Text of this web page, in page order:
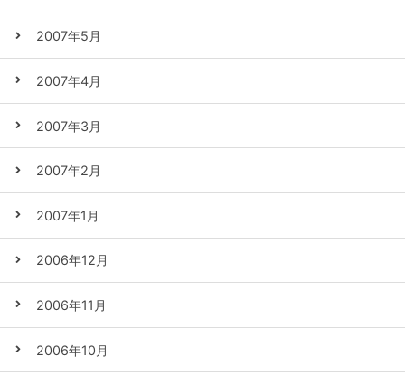
2007年5月
2007年4月
2007年3月
2007年2月
2007年1月
2006年12月
2006年11月
2006年10月